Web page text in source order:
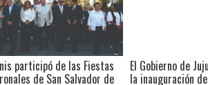
participó de las Fiestas
de San Salvador de
El Gobierno de
la inauguración